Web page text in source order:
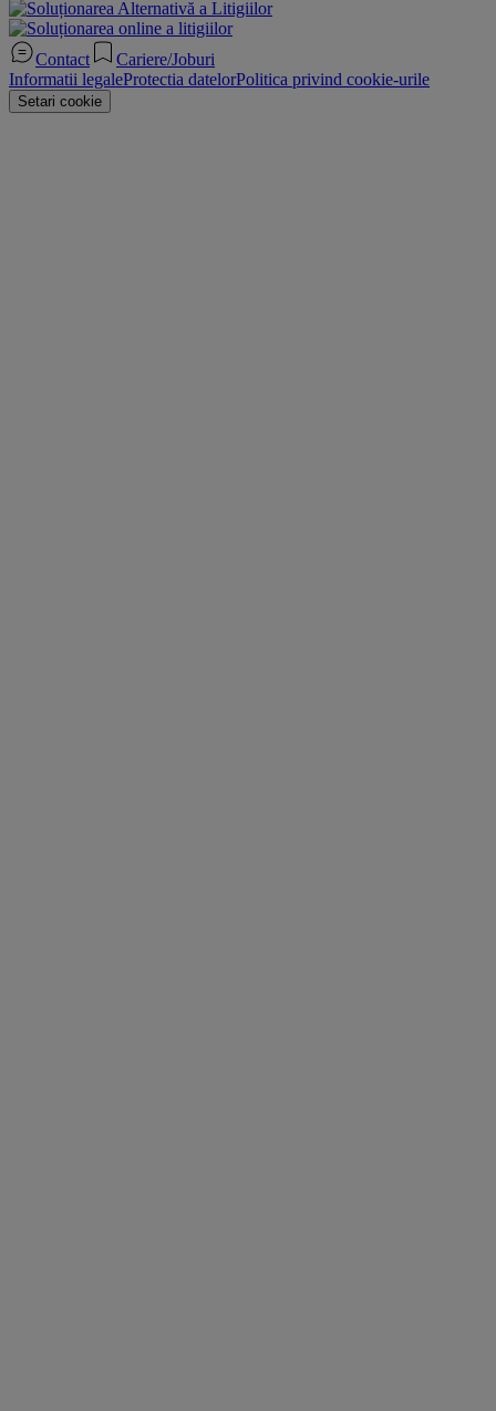
Contact
Cariere/Joburi
Informatii legaleProtectia datelorPolitica privind cookie-urile
Setari cookie